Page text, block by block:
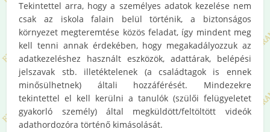
Tekintettel arra, hogy a személyes adatok kezelése nem
csak az iskola falain belül történik, a biztonságos
környezet megteremtése közös feladat, így mindent meg
kell tenni annak érdekében, hogy megakadályozzuk az
adatkezeléshez használt eszközök, adattárak, belépési
jelszavak stb. illetéktelenek (a családtagok is ennek
minősülhetnek) általi hozzáférését. Mindezekre
tekintettel el kell kerülni a tanulók (szülői felügyeletet
gyakorló személy) által megküldött/feltöltött videók
adathordozóra történő kimásolását.